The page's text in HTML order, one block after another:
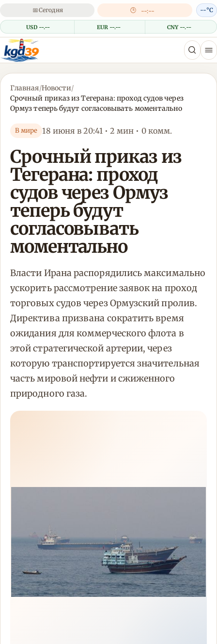
📅Сегодня 🕒 --:--
USD --.-- EUR --.-- CNY --.--
--°C
Главная/Новости/
Срочный приказ из Тегерана: проход судов через
Ормуз теперь будут согласовывать моментально
В мире 18 июня в 20:41 • 2 мин • 0 комм.
Срочный приказ из
Тегерана: проход
судов через Ормуз
теперь будут
согласовывать
моментально
Власти Ирана распорядились максимально
ускорить рассмотрение заявок на проход
торговых судов через Ормузский пролив.
Директива призвана сократить время
ожидания для коммерческого флота в
этой стратегической артерии, через
которую транспортируется значительная
часть мировой нефти и сжиженного
природного газа.